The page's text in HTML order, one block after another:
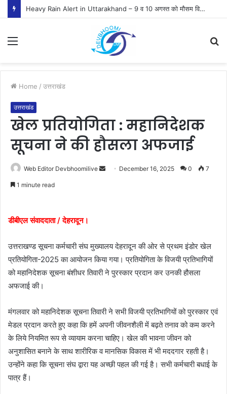
Heavy Rain Alert in Uttarakhand – 9 व 10 अगस्त को मौसम विभाग ने जारी किया ऑरेंज व येलो अलर्ट
Menu
Home / उत्तराखंड
उत्तराखंड
खेल प्रतियोगिता : महानिदेशक
सूचना ने की हौसला अफजाई
Web Editor Devbhoomilive
Send December 16, 2025 0 7
1 minute read
डीबीएल संवाददाता / देहरादून।
उत्तराखण्ड सूचना कर्मचारी संघ मुख्यालय देहरादून की ओर से प्रथम इंडोर खेल
प्रतियोगिता-2025 का आयोजन किया गया। प्रतियोगिता के विजयी प्रतिभागियों
को महानिदेशक सूचना बंशीधर तिवारी ने पुरस्कार प्रदान कर उनकी हौसला
अफजाई की।
मंगलवार को महानिदेशक सूचना तिवारी ने सभी विजयी प्रतिभागियों को पुरस्कार एवं
मेडल प्रदान करते हुए कहा कि हमें अपनी जीवनशैली में बढ़ते तनाव को कम करने
के लिये नियमित रूप से व्यायाम करना चाहिए। खेल की भावना जीवन को
अनुशासित बनाने के साथ शारीरिक व मानसिक विकास में भी मददगार रहती है।
उन्होंने कहा कि सूचना संघ द्वारा यह अच्छी पहल की गई है। सभी कर्मचारी बधाई के
पात्र हैं।